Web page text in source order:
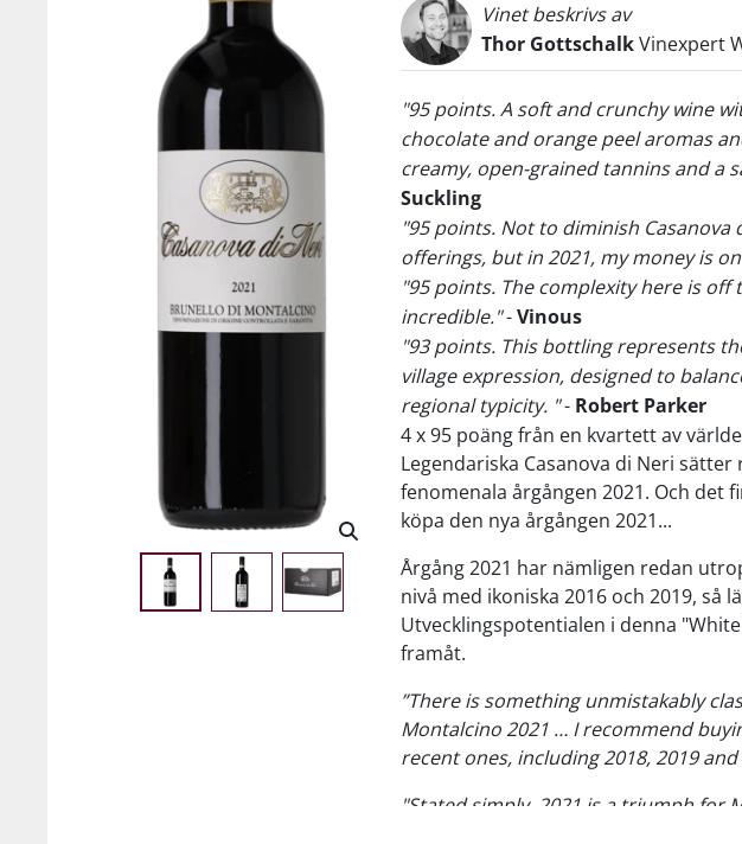
Vinet beskrivs av
Thor GottschalkVinexpert
"95 points. A soft and crunchy wine
chocolate and orange peel aromas
creamy, open-grained tannins and a
Suckling
"95 points. Not to diminish Casanova
offerings, but in 2021, my money is
"95 points. The complexity here is
incredible."-Vinous
"93 points. This bottling represents
village expression, designed to
regional typicity. "- Robert Parker
4 x 95 poäng från en kvartett av
Legendariska Casanova di Neri
fenomenala årgången 2021. Och det
köpa den nya årgången 2021...
Årgång 2021 har nämligen redan
nivå med ikoniska 2016 och 2019, så
Utvecklingspotentialen i denna
framåt.
”There is something unmistakably
Montalcino 2021 … I recommend
recent ones, including 2018, 2019 and
"Stated simply, 2021 is a triumph for